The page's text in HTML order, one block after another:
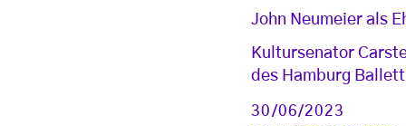
John Neumeier als
Kultursenator
des Hamburg Ballett
30/06/2023